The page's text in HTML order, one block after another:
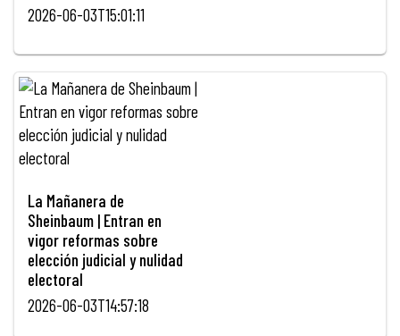
2026-06-03T15:01:11
La Mañanera de
Sheinbaum | Entran en
vigor reformas sobre
elección judicial y nulidad
electoral
2026-06-03T14:57:18